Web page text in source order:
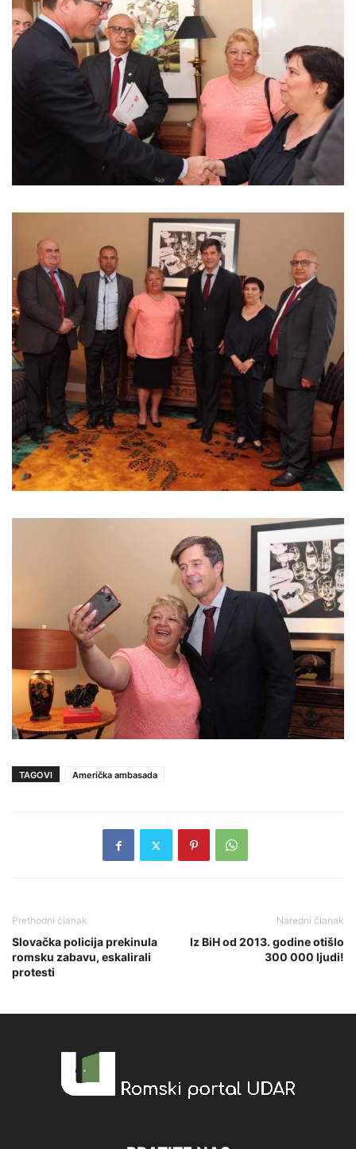
TAGOVI Američka ambasada
Prethodni članak
Slovačka policija prekinula
romsku zabavu, eskalirali
protesti
Naredni članak
Iz BiH od 2013. godine otišlo
300 000 ljudi!